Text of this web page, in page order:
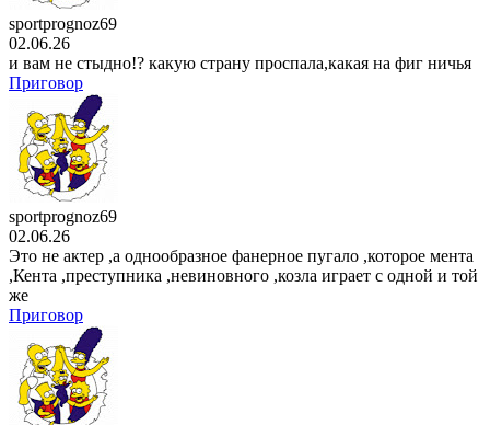
отомстить: Я разрушу
1 сезон
3 серия
21 . 07
мультсериалЦарь горы
15 сезон
10 серия
20 . 07
sportprognoz69
02.06.26
и вам не стыдно!? какую страну проспала,какая на фиг ничья
Приговор
sportprognoz69
02.06.26
Это не актер ,а однообразное фанерное пугало ,которое мента
,Кента ,преступника ,невиновного ,козла играет с одной и той
же
Приговор